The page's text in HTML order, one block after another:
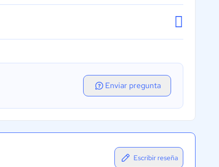
Enviar pregunta
Escribir reseña